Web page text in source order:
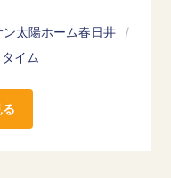
ン太陽ホーム春日井
/
イム